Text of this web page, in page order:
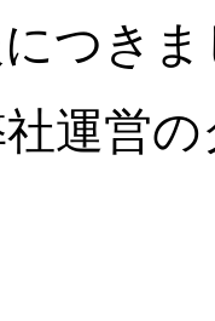
つき
運営